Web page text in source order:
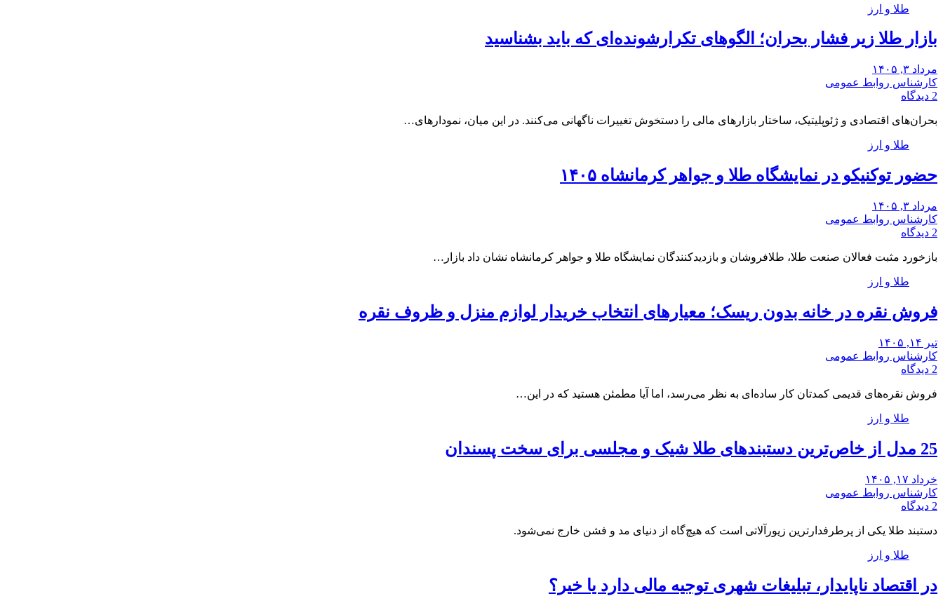
طلا و ارز
بازار طلا زیر فشار بحران؛ الگوهای تکرارشونده‌ای که باید بشناسید
مرداد ۳, ۱۴۰۵
کارشناس روابط عمومی
2 دیدگاه
بحران‌های اقتصادی و ژئوپلیتیک، ساختار بازارهای مالی را دستخوش تغییرات ناگهانی می‌کنند. در این میان، نمودارهای…
طلا و ارز
حضور توکنیکو در نمایشگاه طلا و جواهر کرمانشاه ۱۴۰۵
مرداد ۳, ۱۴۰۵
کارشناس روابط عمومی
2 دیدگاه
بازخورد مثبت فعالان صنعت طلا، طلافروشان و بازدیدکنندگان نمایشگاه طلا و جواهر کرمانشاه نشان داد بازار…
طلا و ارز
فروش نقره در خانه بدون ریسک؛ معیارهای انتخاب خریدار لوازم منزل و ظروف نقره
تیر ۱۴, ۱۴۰۵
کارشناس روابط عمومی
2 دیدگاه
فروش نقره‌های قدیمی کمدتان کار ساده‌ای به نظر می‌رسد، اما آیا مطمئن هستید که در این…
طلا و ارز
25 ‌مدل از خاص‌ترین دستبندهای طلا شیک و مجلسی برای سخت پسندان
خرداد ۱۷, ۱۴۰۵
کارشناس روابط عمومی
2 دیدگاه
دستبند طلا یکی از پرطرفدارترین زیورآلاتی است که هیچ‌گاه از دنیای مد و فشن خارج نمی‌شود.
طلا و ارز
در اقتصاد ناپایدار، تبلیغات شهری توجیه مالی دارد یا خیر؟